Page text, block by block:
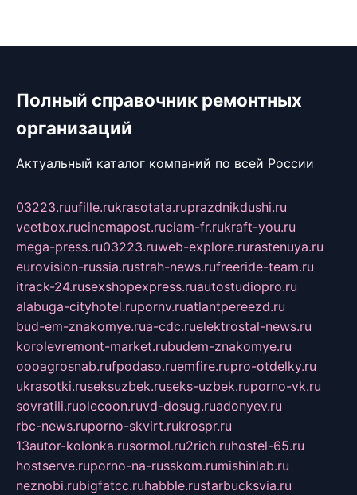
Полный справочник ремонтных
организаций
Актуальный каталог компаний по всей России
03223.ruufille.rukrasotata.ruprazdnikdushi.ru
veetbox.rucinemapost.ruciam-fr.rukraft-you.ru
mega-press.ru03223.ruweb-explore.rurastenuya.ru
eurovision-russia.rustrah-news.rufreeride-team.ru
itrack-24.rusexshopexpress.ruautostudiopro.ru
alabuga-cityhotel.rupornv.ruatlantpereezd.ru
bud-em-znakomye.rua-cdc.ruelektrostal-news.ru
korolevremont-market.rubudem-znakomye.ru
oooagrosnab.rufpodaso.ruemfire.rupro-otdelky.ru
ukrasotki.ruseksuzbek.ruseks-uzbek.ruporno-vk.ru
sovratili.ruolecoon.ruvd-dosug.ruadonyev.ru
rbc-news.ruporno-skvirt.rukrospr.ru
13autor-kolonka.rusormol.ru2rich.ruhostel-65.ru
hostserve.ruporno-na-russkom.rumishinlab.ru
neznobi.rubigfatcc.ruhabble.rustarbucksvia.ru